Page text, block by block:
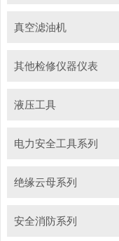
真空滤油机
其他检修仪器仪表
液压工具
电力安全工具系列
绝缘云母系列
安全消防系列